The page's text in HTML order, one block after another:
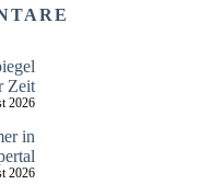
Zeit
2026
in
2026